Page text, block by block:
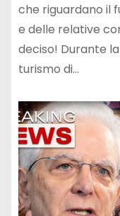
che riguardano il
e delle relative
deciso! Durante
turismo di…